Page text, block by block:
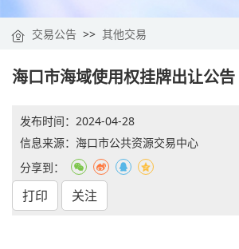
交易公告 >> 其他交易
海口市海域使用权挂牌出让公告
发布时间： 2024-04-28
信息来源：海口市公共资源交易中心
分享到：
打印 关注